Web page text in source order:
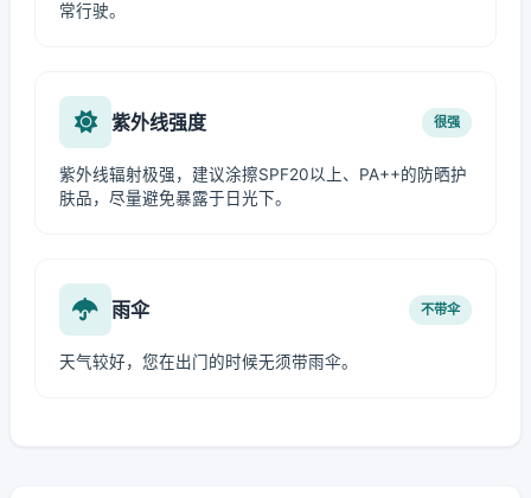
常行驶。
紫外线强度 很强
紫外线辐射极强，建议涂擦SPF20以上、PA++的防晒护
肤品，尽量避免暴露于日光下。
雨伞 不带伞
天气较好，您在出门的时候无须带雨伞。